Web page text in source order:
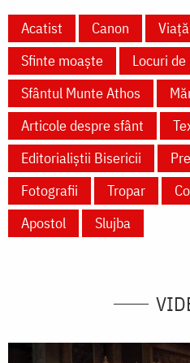
Acatist Canon Viață
Sfinte moaște
Locuri
Sfântul Munte Athos
Articole despre sfânt
Editorialiștii Bisericii
Fotografii
Tropar
Apostol
Slujba